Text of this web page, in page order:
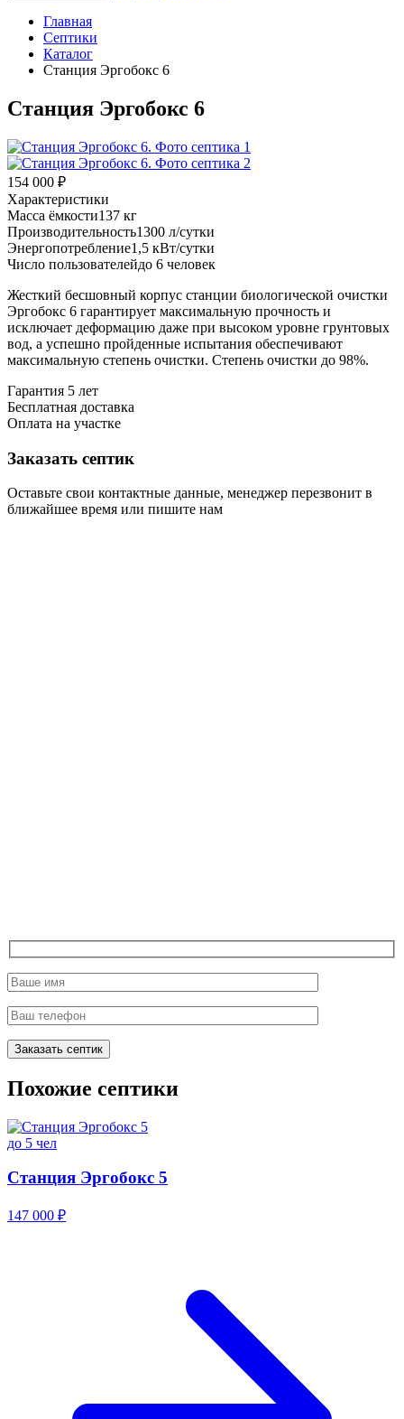
Главная
Септики
Каталог
Станция Эргобокс 6
Станция Эргобокс 6
154 000 ₽
Характеристики
Масса ёмкости137 кг
Производительность1300 л/сутки
Энергопотребление1,5 кВт/сутки
Число пользователейдо 6 человек
Жесткий бесшовный корпус станции биологической очистки
Эргобокс 6 гарантирует максимальную прочность и
исключает деформацию даже при высоком уровне грунтовых
вод, а успешно пройденные испытания обеспечивают
максимальную степень очистки. Степень очистки до 98%.
Гарантия 5 лет
Бесплатная доставка
Оплата на участке
Заказать септик
Оставьте свои контактные данные, менеджер перезвонит в
ближайшее время или пишите нам
Похожие септики
до 5 чел
Станция Эргобокс 5
147 000 ₽